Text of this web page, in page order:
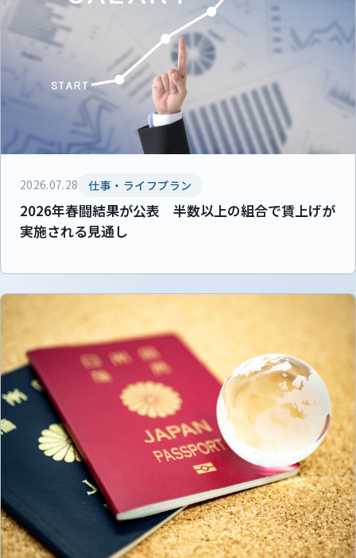
2026.07.28 仕事・ライフプラン
2026年春闘結果が公表 半数以上の組合で賃上げが
実施される見通し